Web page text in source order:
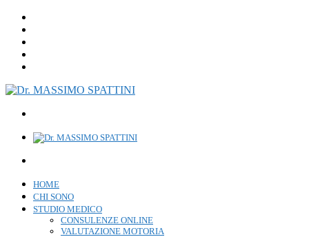
HOME
CHI SONO
STUDIO MEDICO
CONSULENZE ONLINE
VALUTAZIONE MOTORIA